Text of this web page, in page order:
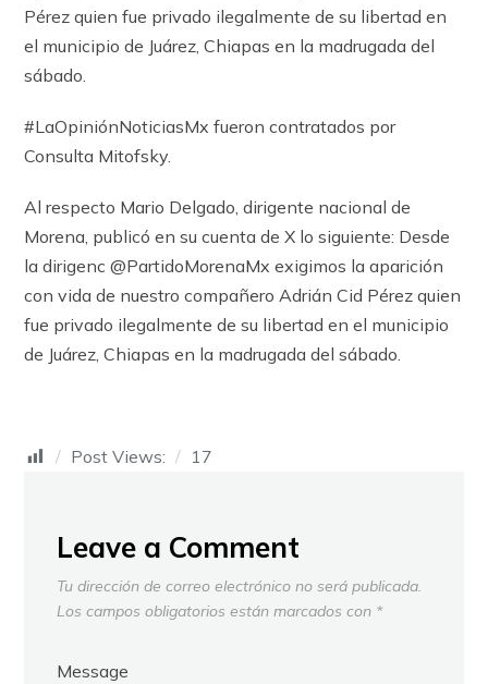
Pérez quien fue privado ilegalmente de su libertad en
el municipio de Juárez, Chiapas en la madrugada del
sábado.
#LaOpiniónNoticiasMx fueron contratados por
Consulta Mitofsky.
Al respecto Mario Delgado, dirigente nacional de
Morena, publicó en su cuenta de X lo siguiente: Desde
la dirigenc @PartidoMorenaMx exigimos la aparición
con vida de nuestro compañero Adrián Cid Pérez quien
fue privado ilegalmente de su libertad en el municipio
de Juárez, Chiapas en la madrugada del sábado.
Post Views: 17
Leave a Comment
Tu dirección de correo electrónico no será publicada.
Los campos obligatorios están marcados con *
Message